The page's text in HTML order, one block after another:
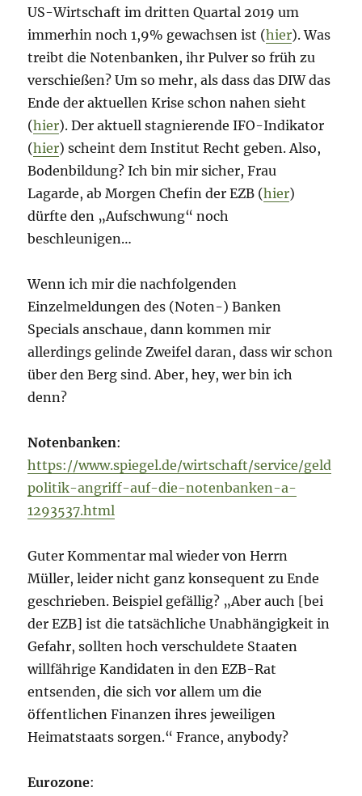
US-Wirtschaft im dritten Quartal 2019 um
immerhin noch 1,9% gewachsen ist (hier). Was
treibt die Notenbanken, ihr Pulver so früh zu
verschießen? Um so mehr, als dass das DIW das
Ende der aktuellen Krise schon nahen sieht
(hier). Der aktuell stagnierende IFO-Indikator
(hier) scheint dem Institut Recht geben. Also,
Bodenbildung? Ich bin mir sicher, Frau
Lagarde, ab Morgen Chefin der EZB (hier)
dürfte den „Aufschwung“ noch
beschleunigen…
Wenn ich mir die nachfolgenden
Einzelmeldungen des (Noten-) Banken
Specials anschaue, dann kommen mir
allerdings gelinde Zweifel daran, dass wir schon
über den Berg sind. Aber, hey, wer bin ich
denn?
Notenbanken:
https://www.spiegel.de/wirtschaft/service/geld
politik-angriff-auf-die-notenbanken-a-
1293537.html
Guter Kommentar mal wieder von Herrn
Müller, leider nicht ganz konsequent zu Ende
geschrieben. Beispiel gefällig? „Aber auch [bei
der EZB] ist die tatsächliche Unabhängigkeit in
Gefahr, sollten hoch verschuldete Staaten
willfährige Kandidaten in den EZB-Rat
entsenden, die sich vor allem um die
öffentlichen Finanzen ihres jeweiligen
Heimatstaats sorgen.“ France, anybody?
Eurozone: